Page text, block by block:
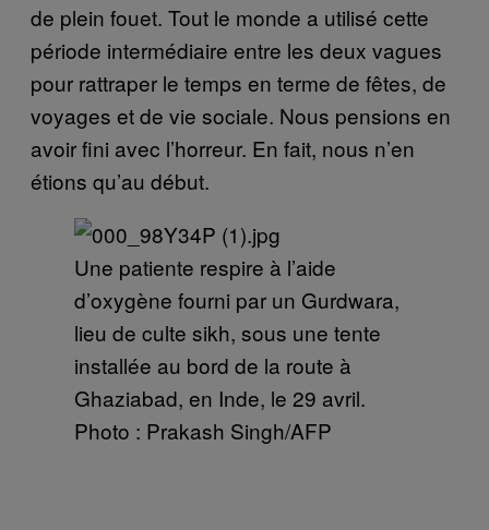
de plein fouet. Tout le monde a utilisé cette
période intermédiaire entre les deux vagues
pour rattraper le temps en terme de fêtes, de
voyages et de vie sociale. Nous pensions en
avoir fini avec l’horreur. En fait, nous n’en
étions qu’au début.
Une patiente respire à l’aide
d’oxygène fourni par un Gurdwara,
lieu de culte sikh, sous une tente
installée au bord de la route à
Ghaziabad, en Inde, le 29 avril.
Photo : Prakash Singh/AFP